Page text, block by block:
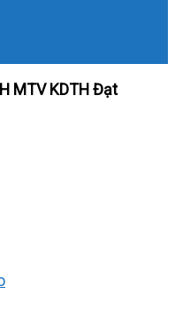
MTV KDTH Đạt